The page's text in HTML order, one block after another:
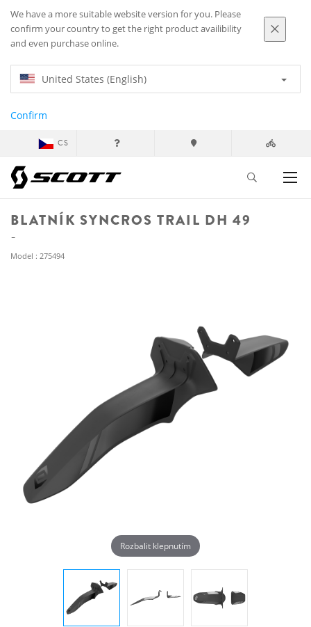
We have a more suitable website version for you. Please
confirm your country to get the right product availibility
and even purchase online.
United States (English)
Confirm
CS
BLATNÍK SYNCROS TRAIL DH 49
Model : 275494
Rozbalit klepnutím